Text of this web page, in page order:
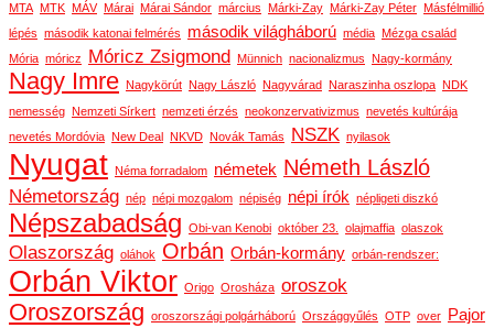
MTA MTK MÁV Márai Márai Sándor március Márki-Zay Márki-Zay Péter Másfélmillió
lépés második katonai felmérés második világháború média Mézga család
Mória móricz Móricz Zsigmond Münnich nacionalizmus Nagy-kormány
Nagy Imre Nagykörút Nagy László Nagyvárad Naraszinha oszlopa NDK
nemesség Nemzeti Sírkert nemzeti érzés neokonzervativizmus nevetés kultúrája
nevetés Mordóvia New Deal NKVD Novák Tamás NSZK nyilasok
Nyugat Néma forradalom németek Németh László
Németország nép népi mozgalom népiség népi írók népligeti diszkó
Népszabadság Obi-van Kenobi október 23. olajmaffia olaszok
Olaszország oláhok Orbán Orbán-kormány orbán-rendszer:
Orbán Viktor Origo Orosháza oroszok
Oroszország oroszországi polgárháború Országgyűlés OTP over
Pajor